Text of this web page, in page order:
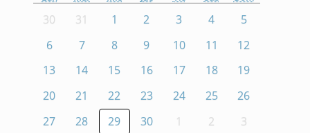
30 31 1 2 3 4
5
6
7 8 9 10 11
12
13
14 15 16 17 18
19
20
21 22 23 24 25
26
27
28 29 30 1 2 3